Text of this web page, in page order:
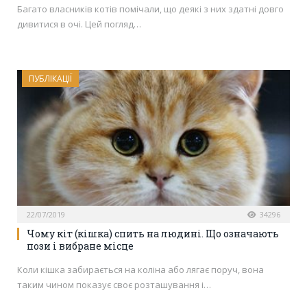
Багато власників котів помічали, що деякі з них здатні довго
дивитися в очі. Цей погляд…
ПУБЛІКАЦІЇ
22/07/2019 34296
Чому кіт (кішка) спить на людині. Що означають
пози і вибране місце
Коли кішка забирається на коліна або лягає поруч, вона
таким чином показує своє розташування і…